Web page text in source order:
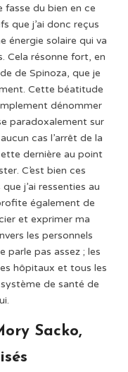
fasse du bien en ce
que j’ai donc reçus
énergie solaire qui va
Cela résonne fort, en
de Spinoza, que je
Cette béatitude
dénommer
paradoxalement sur
cas l’arrêt de la
dernière au point
C’est bien ces
j’ai ressenties au
également de
et exprimer ma
les personnels
pas assez ; les
hôpitaux et tous les
de santé de
Sacko,